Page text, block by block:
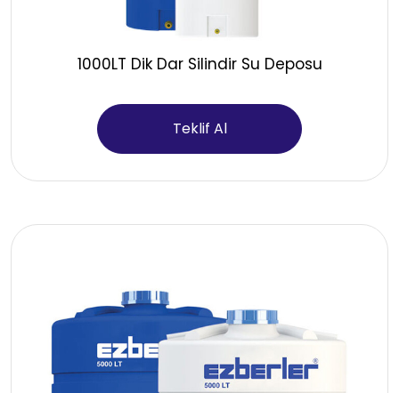
1000LT Dik Dar Silindir Su Deposu
Teklif Al